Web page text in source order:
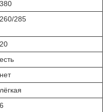
380
260/285
20
есть
нет
лёгкая
6